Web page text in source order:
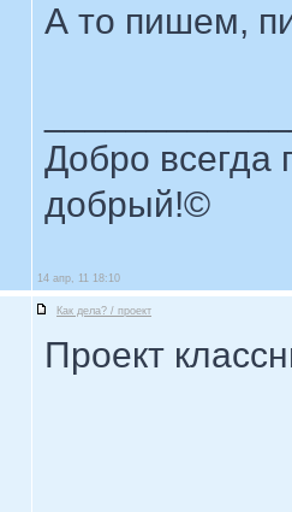
А то пишем,
Добро всегда
добрый!©
14 апр, 11 18:10
Как дела? / проект
Проект